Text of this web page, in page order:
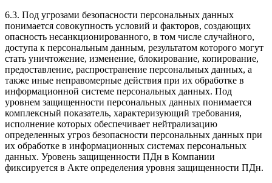
6.3. Под угрозами безопасности персональных данных
понимается совокупность условий и факторов, создающих
опасность несанкционированного, в том числе случайного,
доступа к персональным данным, результатом которого могут
стать уничтожение, изменение, блокирование, копирование,
предоставление, распространение персональных данных, а
также иные неправомерные действия при их обработке в
информационной системе персональных данных. Под
уровнем защищенности персональных данных понимается
комплексный показатель, характеризующий требования,
исполнение которых обеспечивает нейтрализацию
определенных угроз безопасности персональных данных при
их обработке в информационных системах персональных
данных. Уровень защищенности ПДн в Компании
фиксируется в Акте определения уровня защищенности ПДн.